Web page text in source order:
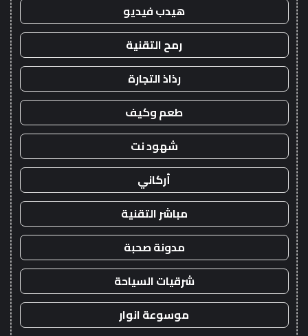
هيدب فيديو
رمح التقنية
رذاذ التجارة
طعم وكيف
شهود نت
أركاني
مباشر التقنية
مدونة صحبة
شرقيات السياحة
موسوعة انوار